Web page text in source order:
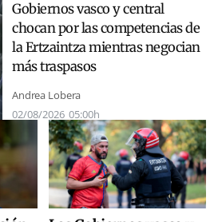
Gobiernos vasco y central
chocan por las competencias de
la Ertzaintza mientras negocian
más traspasos
Andrea Lobera
02/08/2026 05:00h